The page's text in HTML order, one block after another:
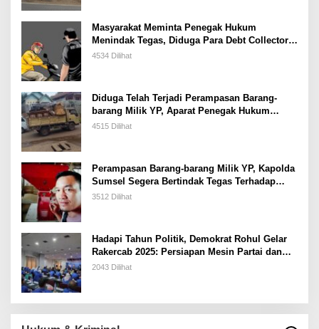
Masyarakat Meminta Penegak Hukum
Menindak Tegas, Diduga Para Debt Collector
Yang Merampas Kendaraan Di Jalan
4534 Dilihat
Diduga Telah Terjadi Perampasan Barang-
barang Milik YP, Aparat Penegak Hukum
Segera Tangkap Pelakunya
4515 Dilihat
Perampasan Barang-barang Milik YP, Kapolda
Sumsel Segera Bertindak Tegas Terhadap
Pelaku
3512 Dilihat
Hadapi Tahun Politik, Demokrat Rohul Gelar
Rakercab 2025: Persiapan Mesin Partai dan
Konsolidasi Kader
2043 Dilihat